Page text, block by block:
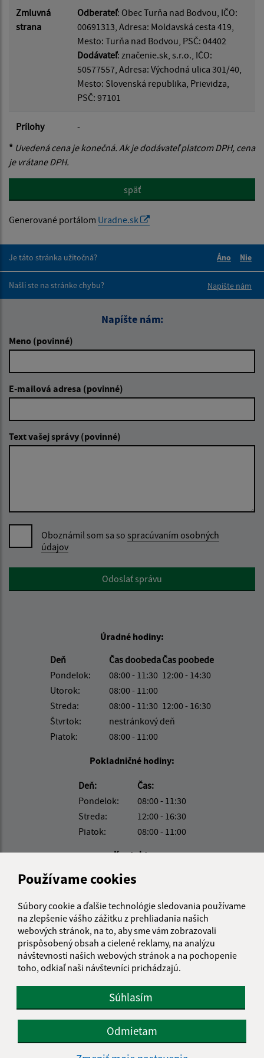
Používame cookies
Súbory cookie a ďalšie technológie sledovania používame
na zlepšenie vášho zážitku z prehliadania našich
webových stránok, na to, aby sme vám zobrazovali
prispôsobený obsah a cielené reklamy, na analýzu
návštevnosti našich webových stránok a na pochopenie
toho, odkiaľ naši návštevníci prichádzajú.
Súhlasím
Odmietam
Zmluvná
strana
Odberateľ: Obec Turňa nad Bodvou, IČO:
00691313, Adresa: Moldavská cesta 419,
Mesto: Turňa nad Bodvou, PSČ: 04402
Dodávateľ: značenie.sk, s.r.o., IČO:
50577557, Adresa: Východná ulica 301/40,
Mesto: Slovenská republika, Prievidza,
PSČ: 97101
Prílohy
-
* Uvedená cena je konečná. Ak je dodávateľ platcom DPH, cena
je vrátane DPH.
späť
Generované portálom Uradne.sk
Je táto stránka užitočná?
Áno
Nie
Našli ste na stránke chybu?
Napíšte nám
Napíšte nám:
Meno (povinné)
E-mailová adresa (povinné)
Text vašej správy (povinné)
Oboznámil som sa so spracúvaním osobných
údajov
Google reCaptcha ResponseOdoslať správu
Úradné hodiny:
Deň
Čas doobedaČas poobede
Pondelok:
08:00 - 11:30 12:00 - 14:30
Utorok:
08:00 - 11:00
Streda:
08:00 - 11:30 12:00 - 16:30
Štvrtok:
nestránkový deň
Piatok:
08:00 - 11:00
Pokladničné hodiny:
Deň:
Čas:
Pondelok:
08:00 - 11:30
Streda:
12:00 - 16:30
Piatok:
08:00 - 11:00
Kontakt:
Obecný úrad Turňa nad Bodvou
044 02 Turňa nad Bodvou
turna@turnanadbodvou.sk
+421 55 466 21 01
IČO: 00691313